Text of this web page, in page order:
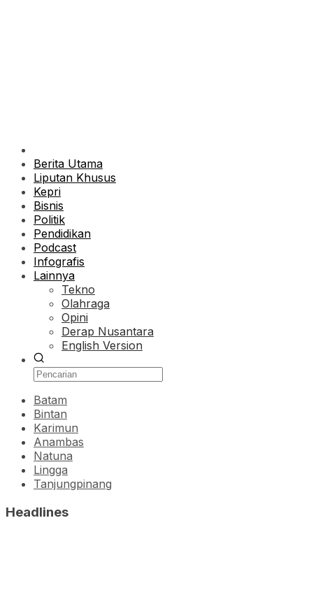
Berita Utama
Liputan Khusus
Kepri
Bisnis
Politik
Pendidikan
Podcast
Infografis
Lainnya
Tekno
Olahraga
Opini
Derap Nusantara
English Version
Batam
Bintan
Karimun
Anambas
Natuna
Lingga
Tanjungpinang
Headlines